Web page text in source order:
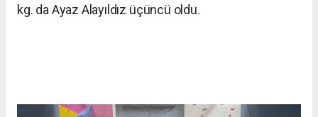
kg. da Ayaz Alayıldız üçüncü oldu.